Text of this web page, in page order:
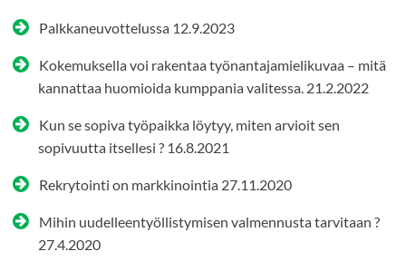
Palkkaneuvottelussa 12.9.2023
Kokemuksella voi rakentaa työnantajamielikuvaa – mitä
kannattaa huomioida kumppania valitessa. 21.2.2022
Kun se sopiva työpaikka löytyy, miten arvioit sen
sopivuutta itsellesi ? 16.8.2021
Rekrytointi on markkinointia 27.11.2020
Mihin uudelleentyöllistymisen valmennusta tarvitaan ?
27.4.2020